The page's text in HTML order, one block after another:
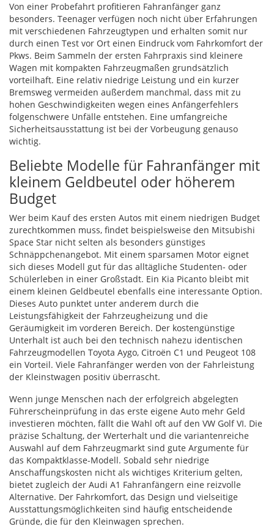
Von einer Probefahrt profitieren Fahranfänger ganz
besonders. Teenager verfügen noch nicht über Erfahrungen
mit verschiedenen Fahrzeugtypen und erhalten somit nur
durch einen Test vor Ort einen Eindruck vom Fahrkomfort der
Pkws. Beim Sammeln der ersten Fahrpraxis sind kleinere
Wagen mit kompakten Fahrzeugmaßen grundsätzlich
vorteilhaft. Eine relativ niedrige Leistung und ein kurzer
Bremsweg vermeiden außerdem manchmal, dass mit zu
hohen Geschwindigkeiten wegen eines Anfängerfehlers
folgenschwere Unfälle entstehen. Eine umfangreiche
Sicherheitsausstattung ist bei der Vorbeugung genauso
wichtig.
Beliebte Modelle für Fahranfänger mit
kleinem Geldbeutel oder höherem
Budget
Wer beim Kauf des ersten Autos mit einem niedrigen Budget
zurechtkommen muss, findet beispielsweise den Mitsubishi
Space Star nicht selten als besonders günstiges
Schnäppchenangebot. Mit einem sparsamen Motor eignet
sich dieses Modell gut für das alltägliche Studenten- oder
Schülerleben in einer Großstadt. Ein Kia Picanto bleibt mit
einem kleinen Geldbeutel ebenfalls eine interessante Option.
Dieses Auto punktet unter anderem durch die
Leistungsfähigkeit der Fahrzeugheizung und die
Geräumigkeit im vorderen Bereich. Der kostengünstige
Unterhalt ist auch bei den technisch nahezu identischen
Fahrzeugmodellen Toyota Aygo, Citroën C1 und Peugeot 108
ein Vorteil. Viele Fahranfänger werden von der Fahrleistung
der Kleinstwagen positiv überrascht.
Wenn junge Menschen nach der erfolgreich abgelegten
Führerscheinprüfung in das erste eigene Auto mehr Geld
investieren möchten, fällt die Wahl oft auf den VW Golf VI. Die
präzise Schaltung, der Werterhalt und die variantenreiche
Auswahl auf dem Fahrzeugmarkt sind gute Argumente für
das Kompaktklasse-Modell. Sobald sehr niedrige
Anschaffungskosten nicht als wichtiges Kriterium gelten,
bietet zugleich der Audi A1 Fahranfängern eine reizvolle
Alternative. Der Fahrkomfort, das Design und vielseitige
Ausstattungsmöglichkeiten sind häufig entscheidende
Gründe, die für den Kleinwagen sprechen.